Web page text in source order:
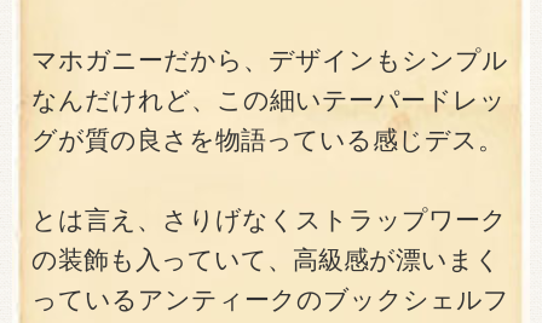
マホガニーだから、デザインもシンプル
なんだけれど、この細いテーパードレッ
グが質の良さを物語っている感じデス。
とは言え、さりげなくストラップワーク
の装飾も入っていて、高級感が漂いまく
っているアンティークのブックシェルフ